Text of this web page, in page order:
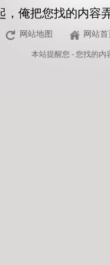
，俺把您找的内容
网站地图 网站首
本站提醒您 - 您找的内